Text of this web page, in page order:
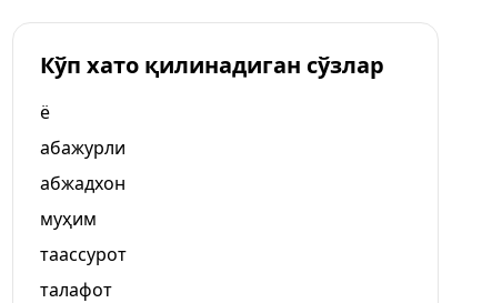
Кўп хато қилинадиган сўзлар
ё
абажурли
абжадхон
муҳим
таассурот
талафот